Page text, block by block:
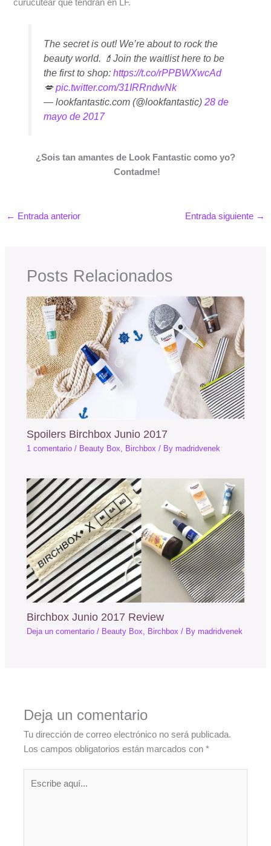
curucutear que tendrán en LF.
The secret is out! We’re about to rock the
beauty world. 💄Join the waitlist here to be
the first to shop: https://t.co/rPPBWXwcAd
💋pic.twitter.com/31IRRndwNk
— lookfantastic.com (@lookfantastic) 28 de
mayo de 2017
¿Sois tan amantes de Look Fantastic como yo?
Contadme!
← Entrada anterior Entrada siguiente →
Posts Relacionados
Spoilers Birchbox Junio 2017
1 comentario / Beauty Box, Birchbox / By madridvenek
Birchbox Junio 2017 Review
Deja un comentario / Beauty Box, Birchbox / By madridvenek
Deja un comentario
Tu dirección de correo electrónico no será publicada.
Los campos obligatorios están marcados con*